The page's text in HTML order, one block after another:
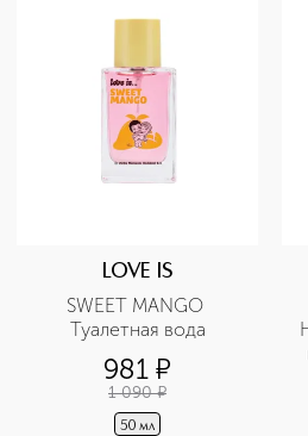
LOVE IS
SWEET MANGO
Туалетная вода
981 ¤
1 090 ¤
50 мл